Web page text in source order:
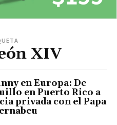
XIV
en Europa: De
en Puerto Rico a
privada con el Papa